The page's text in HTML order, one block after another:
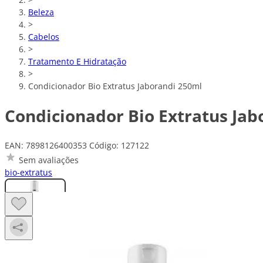
Beleza
>
Cabelos
>
Tratamento E Hidratação
>
Condicionador Bio Extratus Jaborandi 250ml
Condicionador Bio Extratus
EAN: 7898126400353 Código: 127122
Sem avaliações
bio-extratus